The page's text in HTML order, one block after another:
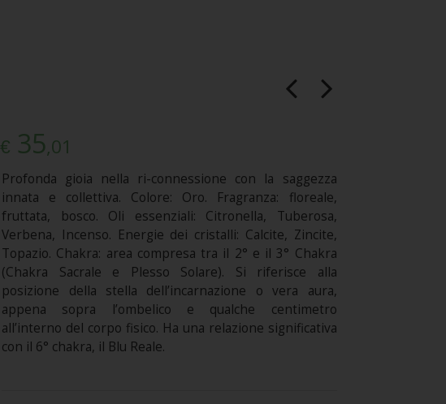
€ 35,01
Profonda gioia nella ri-connessione con la saggezza
innata e collettiva. Colore: Oro. Fragranza: floreale,
fruttata, bosco. Oli essenziali: Citronella, Tuberosa,
Verbena, Incenso. Energie dei cristalli: Calcite, Zincite,
Topazio. Chakra: area compresa tra il 2° e il 3° Chakra
(Chakra Sacrale e Plesso Solare). Si riferisce alla
posizione della stella dell’incarnazione o vera aura,
appena sopra l’ombelico e qualche centimetro
all’interno del corpo fisico. Ha una relazione significativa
con il 6° chakra, il Blu Reale.